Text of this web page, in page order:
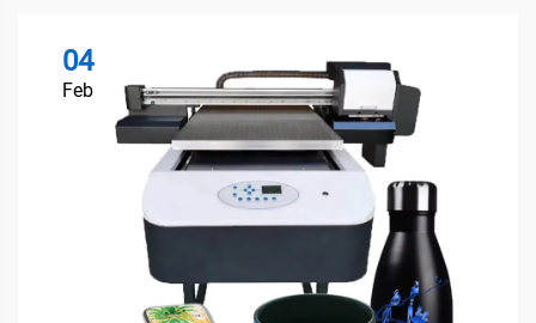
04
Feb